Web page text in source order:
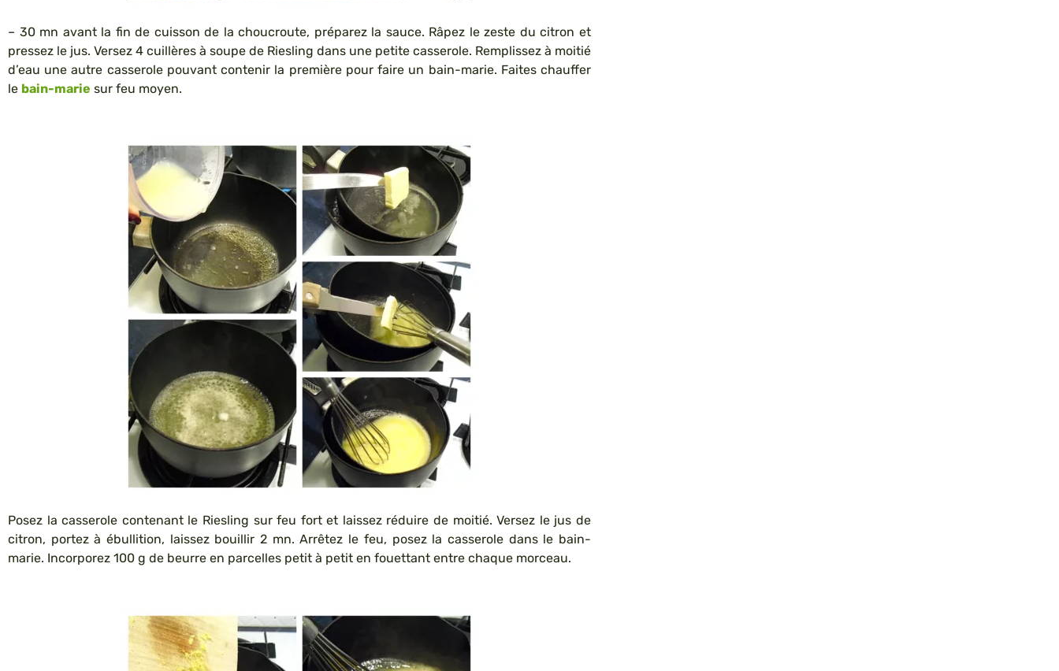
– 30 mn avant la fin de cuisson de la choucroute, préparez la sauce. Râpez le zeste du citron et
pressez le jus. Versez 4 cuillères à soupe de Riesling dans une petite casserole. Remplissez à moitié
d’eau une autre casserole pouvant contenir la première pour faire un bain-marie. Faites chauffer
le bain-marie sur feu moyen.
Posez la casserole contenant le Riesling sur feu fort et laissez réduire de moitié. Versez le jus de
citron, portez à ébullition, laissez bouillir 2 mn. Arrêtez le feu, posez la casserole dans le bain-
marie. Incorporez 100 g de beurre en parcelles petit à petit en fouettant entre chaque morceau.